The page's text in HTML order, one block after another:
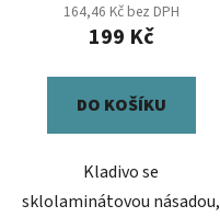
164,46 Kč bez DPH
199 Kč
DO KOŠÍKU
Kladivo se
sklolaminátovou násadou,